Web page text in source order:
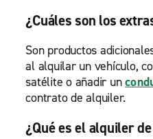
¿Cuáles son los
Son productos
al alquilar un vehículo,
satélite o añadir un
contrato de alquiler.
¿Qué es el alquiler